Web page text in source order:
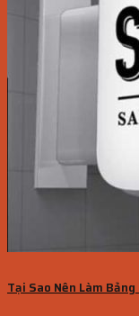
Tại Sao Nên Làm